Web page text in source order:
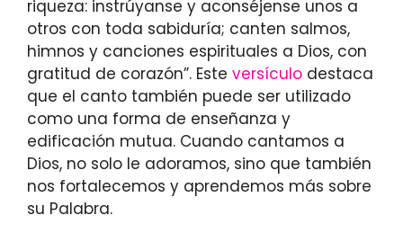
riqueza: instrúyanse y aconséjense unos a
otros con toda sabiduría; canten salmos,
himnos y canciones espirituales a Dios, con
gratitud de corazón”. Este versículo destaca
que el canto también puede ser utilizado
como una forma de enseñanza y
edificación mutua. Cuando cantamos a
Dios, no solo le adoramos, sino que también
nos fortalecemos y aprendemos más sobre
su Palabra.